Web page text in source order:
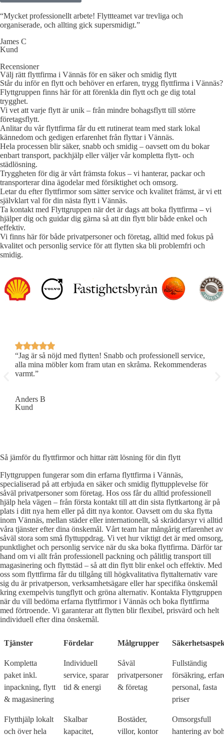
“Mycket professionellt arbete! Flyttteamet var trevliga och
organiserade, och allting gick supersmidigt.”
James C
Kund
Recensioner
Välj rätt flyttfirma i Vännäs för en säker och smidig flytt
Står du inför en flytt och behöver en erfaren, trygg flyttfirma i Vännäs?
Flyttgruppen finns här för att förenkla din flytt och ge dig total
trygghet.
Vi vet att varje flytt är unik – från mindre bohagsflytt till större
företagsflytt.
Anlitar du vår flyttfirma får du ett rutinerat team med stark lokal
kännedom och gedigen erfarenhet från flyttar i Vännäs.
Hela processen blir säker, snabb och smidig – oavsett om du bokar
enbart transport, packhjälp eller väljer vår kompletta flytt- och
städlösning.
Tryggheten för dig är vårt främsta fokus – vi hanterar, packar och
transporterar dina ägodelar med försiktighet och omsorg.
Letar du efter flyttfirmor som sätter service och kvalitet främst, är vi ett
självklart val för din nästa flytt i Vännäs.
Ta kontakt med Flyttgruppen när det är dags att boka flyttfirma – vi
hjälper dig och guidar dig gärna så att din flytt blir både enkel och
effektiv.
Vi finns här för både privatpersoner och företag, alltid med fokus på
kvalitet och personlig service för att flytten ska bli problemfri och
smidig.
“Jag är så nöjd med flytten! Snabb och professionell service,
alla mina möbler kom fram utan en skråma. Rekommenderas
varmt.”
Anders B
Kund
Så jämför du flyttfirmor och hittar rätt lösning för din flytt
Flyttgruppen fungerar som din erfarna flyttfirma i Vännäs,
specialiserad på att erbjuda en säker och smidig flyttupplevelse för
såväl privatpersoner som företag. Hos oss får du alltid professionell
hjälp hela vägen – från första kontakt till att din sista flyttkartong är på
plats i ditt nya hem eller på ditt nya kontor. Oavsett om du ska flytta
inom Vännäs, mellan städer eller internationellt, så skräddarsyr vi alltid
våra tjänster efter dina önskemål. Vårt team har mångårig erfarenhet av
såväl stora som små flyttuppdrag. Vi vet hur viktigt det är med omsorg,
punktlighet och personlig service när du ska boka flyttfirma. Därför tar
hand om vi allt från professionell packning och pålitlig transport till
magasinering och flyttstäd – så att din flytt blir enkel och effektiv. Med
oss som flyttfirma får du tillgång till högkvalitativa flyttalternativ vare
sig du är privatperson, verksamhetsägare eller har specifika önskemål
kring exempelvis tungflytt och gröna alternativ. Kontakta Flyttgruppen
när du vill bedöma erfarna flyttfirmor i Vännäs och boka flyttfirma
med förtroende. Vi garanterar att flytten blir flexibel, prisvärd och helt
individuell efter dina önskemål.
Tjänster Fördelar Målgrupper
Kompletta
paket inkl.
inpackning, flytt
& magasinering
Individuell
service, sparar
tid & energi
Såväl
privatpersoner
& företag
Fullständig
försäkring,
personal, fasta
priser
Flytthjälp lokalt
och över hela
Skalbar
kapacitet,
Bostäder,
villor, kontor
Omsorgsfull
hantering av